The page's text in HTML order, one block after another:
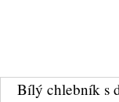
Bílý chlebník s